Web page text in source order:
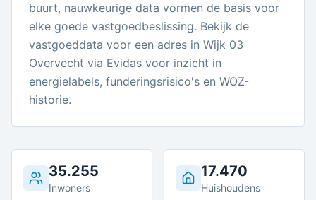
buurt, nauwkeurige data vormen de basis voor
elke goede vastgoedbeslissing. Bekijk de
vastgoeddata voor een adres in Wijk 03
Overvecht via Evidas voor inzicht in
energielabels, funderingsrisico's en WOZ-
historie.
35.255
Inwoners
17.470
Huishoudens